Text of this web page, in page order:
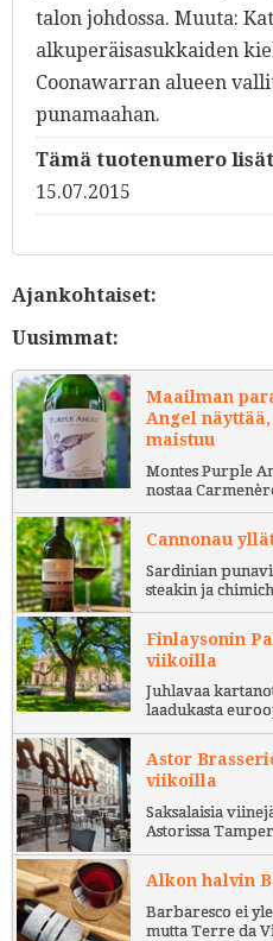
talon johdossa. Muuta:
alkuperäisasukkaiden
Coonawarran alueen
punamaahan.
Tämä tuotenumero
15.07.2015
Ajankohtaiset:
Uusimmat:
Maailman
Angel
maistuu
Montes Purple
nostaa
Cannonau
Sardinian
steakin ja
Finlaysonin
viikoilla
Juhlavaa
laadukasta
Astor
viikoilla
Saksalaisia
Astorissa
Alkon halvin
Barbaresco ei
mutta Terre da